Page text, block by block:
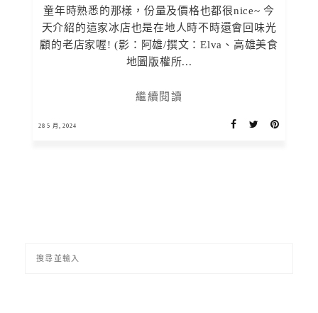
童年時熟悉的那樣，份量及價格也都很nice~ 今
天介紹的這家冰店也是在地人時不時還會回味光
顧的老店家喔! (影：阿雄/撰文：Elva、高雄美食
地圖版權所...
繼續閱讀
28 5 月, 2024